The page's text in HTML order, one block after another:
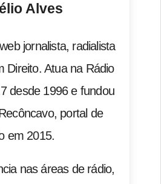
Alves
jornalista, radialista
Direito. Atua na Rádio
desde 1996 e fundou
portal de
em 2015.
nas áreas de rádio,